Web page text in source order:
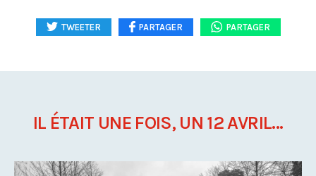
TWEETER PARTAGER PARTAGER
IL ÉTAIT UNE FOIS, UN 12 AVRIL...